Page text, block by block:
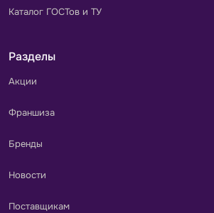
Каталог ГОСТов и ТУ
Разделы
Акции
Франшиза
Бренды
Новости
Поставщикам